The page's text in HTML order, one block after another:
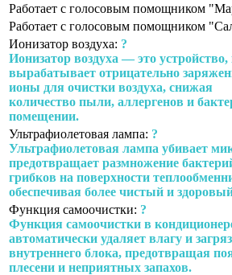
Работает с голосовым помощником
Работает с голосовым помощником
Ионизатор воздуха: ?
Ионизатор воздуха — это устройство,
вырабатывает отрицательно
ионы для очистки воздуха, снижая
количество пыли, аллергенов и
помещении.
Ультрафиолетовая лампа: ?
Ультрафиолетовая лампа убивает
предотвращает размножение
грибков на поверхности
обеспечивая более чистый и
Функция самоочистки: ?
Функция самоочистки в
автоматически удаляет влагу и
внутреннего блока, предотвращая
плесени и неприятных запахов.